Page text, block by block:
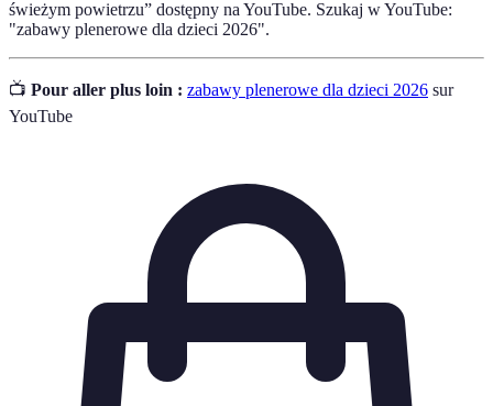
świeżym powietrzu” dostępny na YouTube. Szukaj w YouTube:
"zabawy plenerowe dla dzieci 2026".
📺 Pour aller plus loin : zabawy plenerowe dla dzieci 2026 sur
YouTube